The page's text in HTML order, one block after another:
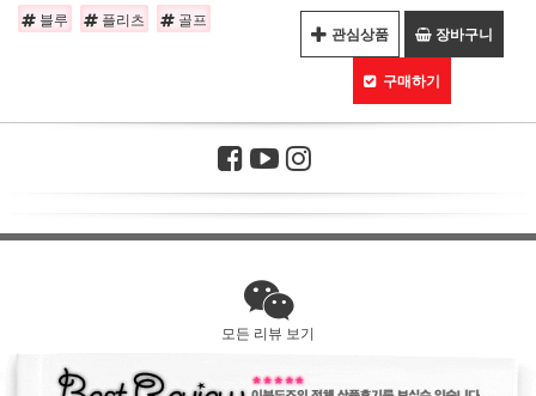
블루
플리츠 골프
관심상품 장바구니
구매하기
모든 리뷰 보기